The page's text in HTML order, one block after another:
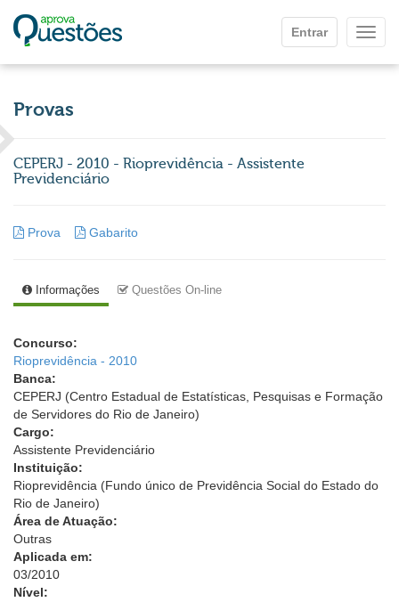
Entrar
Provas
CEPERJ - 2010 - Rioprevidência - Assistente
Previdenciário
Prova Gabarito
Informações Questões On-line
Concurso:
Rioprevidência - 2010
Banca:
CEPERJ (Centro Estadual de Estatísticas, Pesquisas e Formação
de Servidores do Rio de Janeiro)
Cargo:
Assistente Previdenciário
Instituição:
Rioprevidência (Fundo único de Previdência Social do Estado do
Rio de Janeiro)
Área de Atuação:
Outras
Aplicada em:
03/2010
Nível: